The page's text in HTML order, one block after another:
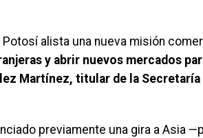
Potosí alista una nueva misión
y abrir nuevos mercados
Martínez, titular de la
previamente una gira a Asia